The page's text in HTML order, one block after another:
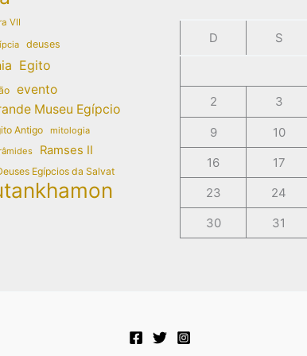
VII
deuses
Egito
evento
Museu Egípcio
Antigo mitologia
Ramses II
Egípcios da Salvat
D S
2
3
9 10
16
17
23
24
30
31